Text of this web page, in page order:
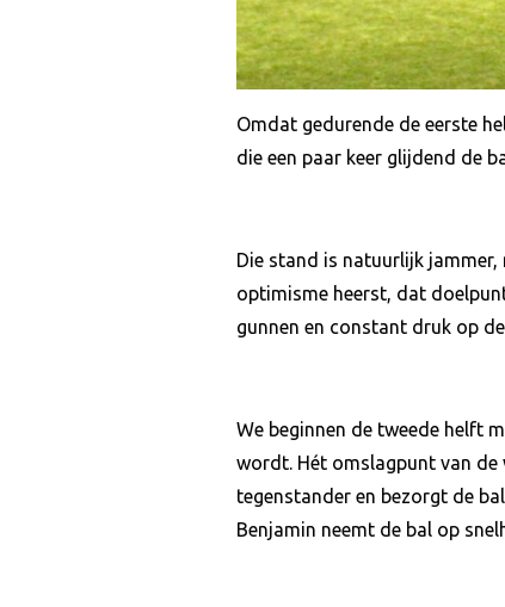
Omdat gedurende de eerste
die een paar keer glijdend de
Die stand is natuurlijk jammer,
optimisme heerst, dat
gunnen en constant druk op
We beginnen de tweede helft
wordt. Hét omslagpunt van
tegenstander en bezorgt de
Benjamin neemt de bal op